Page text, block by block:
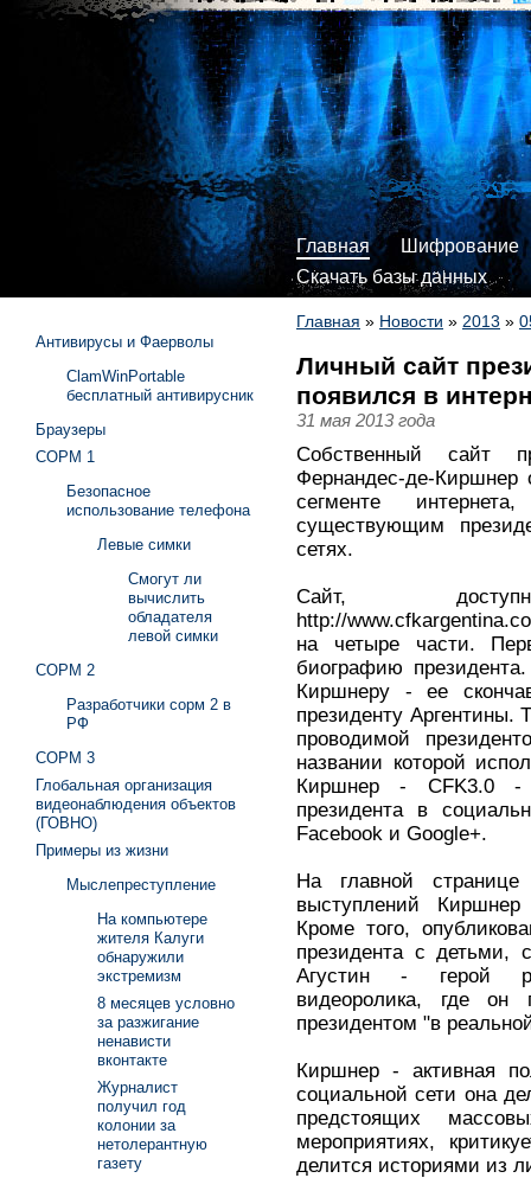
Главная
Шифрование
Скачать базы данных
Главная » Новости » 2013 »
Личный сайт
появился в
31 мая 2013 года
Собственный сайт
Фернандес-де-Киршнер
сегменте
существующим
сетях.
Сайт,
http://
на четыре части.
биографию
Киршнеру - ее
президенту Аргентины.
проводимой
названии которой
Киршнер - CFK3.0 -
президента в
Facebook и Google+.
На главной
выступлений
Кроме того,
президента с детьми,
Агустин - герой
видеоролика, где он
президентом "в
Киршнер - активная
социальной сети она
предстоящих
мероприятиях,
делится историями из
Антивирусы и Фаерволы
ClamWinPortable
бесплатный антивирусник
Браузеры
СОРМ 1
Безопасное
использование телефона
Левые симки
Смогут ли
вычислить
обладателя
левой симки
СОРМ 2
Разработчики сорм 2 в
РФ
СОРМ 3
Глобальная организация
видеонаблюдения объектов
(ГОВНО)
Примеры из жизни
Мыслепреступление
На компьютере
жителя Калуги
обнаружили
экстремизм
8 месяцев условно
за разжигание
ненависти
вконтакте
Журналист
получил год
колонии за
нетолерантную
газету